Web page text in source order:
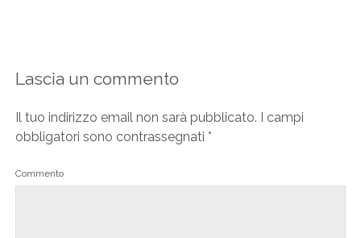
Lascia un commento
Il tuo indirizzo email non sarà pubblicato. I campi
obbligatori sono contrassegnati *
Commento